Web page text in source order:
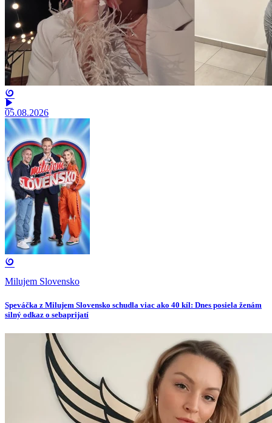
05.08.2026
Milujem Slovensko
Speváčka z Milujem Slovensko schudla viac ako 40 kíl: Dnes posiela ženám
silný odkaz o sebaprijatí